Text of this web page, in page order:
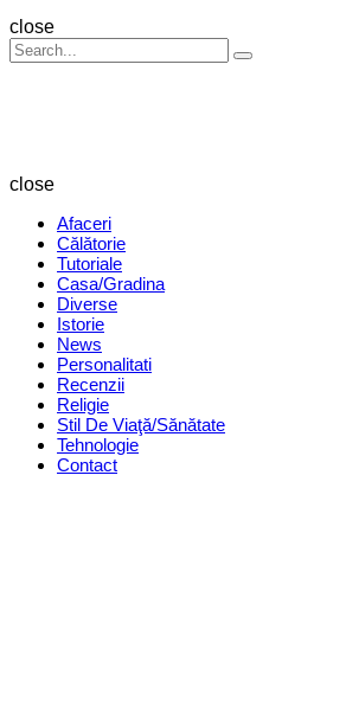
Search
close
Search
for:
Search
close
Afaceri
Călătorie
Tutoriale
Casa/Gradina
Diverse
Istorie
News
Personalitati
Recenzii
Religie
Stil De Viaţă/Sănătate
Tehnologie
Contact